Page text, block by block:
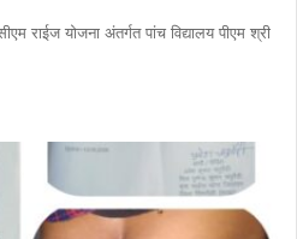
राईज योजना अंतर्गत पांच विद्यालय पीएम श्री